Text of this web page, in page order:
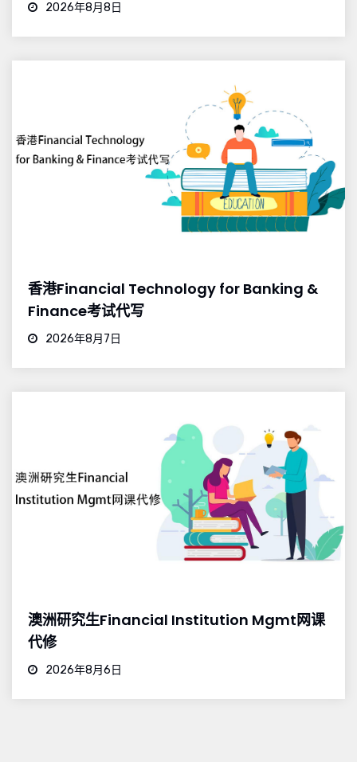
2026年8月8日
香港Financial Technology for Banking &
Finance考试代写
2026年8月7日
澳洲研究生Financial Institution Mgmt网课
代修
2026年8月6日